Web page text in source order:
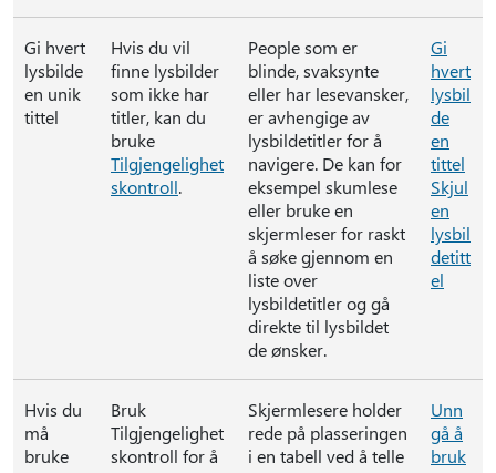
Gi hvert
lysbilde
en unik
tittel
Hvis du vil
finne lysbilder
som ikke har
titler, kan du
bruke
Tilgjengelighet
skontroll.
People som er
blinde, svaksynte
eller har lesevansker,
er avhengige av
lysbildetitler for å
navigere. De kan for
eksempel skumlese
eller bruke en
skjermleser for raskt
å søke gjennom en
liste over
lysbildetitler og gå
direkte til lysbildet
de ønsker.
Gi
hvert
lysbil
de
en
tittel
Skjul
en
lysbil
detitt
el
Hvis du
må
bruke
Bruk
Tilgjengelighet
skontroll for å
Skjermlesere holder
rede på plasseringen
i en tabell ved å telle
Unn
gå å
bruk